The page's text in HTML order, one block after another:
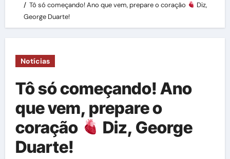
Tô só começando! Ano que vem, prepare o coração
Diz,
George Duarte!
Notícias
Tô só começando! Ano
que vem, prepare o
coração
Diz, George
Duarte!